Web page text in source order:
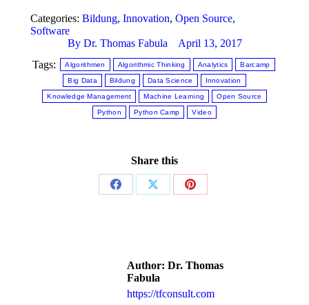
Categories: Bildung, Innovation, Open Source,
Software
By Dr. Thomas Fabula
April 13, 2017
Tags:
Algorithmen Algorithmic Thinking Analytics Barcamp
Big Data Bildung Data Science Innovation
Knowledge Management Machine Learning Open Source
Python Python Camp Video
Share this
Share
Share
Share
Author: Dr. Thomas
Fabula
https://tfconsult.com